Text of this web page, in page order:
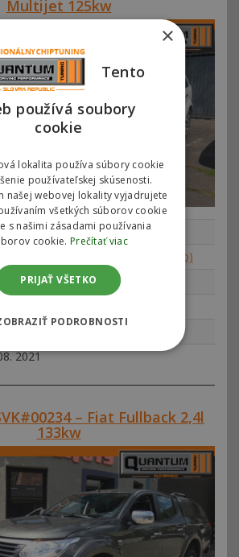
Multijet 125kw
Freemont 2.0 Multijet 125kw (170hp)
76325 km, rok výroby 2015
2021
– Fiat Fullback 2,4l
133kw
×
Tento
používá soubory
cookie
lokalita používa súbory cookie
používateľskej skúsenosti.
našej webovej lokality vyjadrujete
všetkých súborov cookie
s našimi zásadami používania
cookie. Prečítať viac
PRIJAŤ VŠETKO
PODROBNOSTI